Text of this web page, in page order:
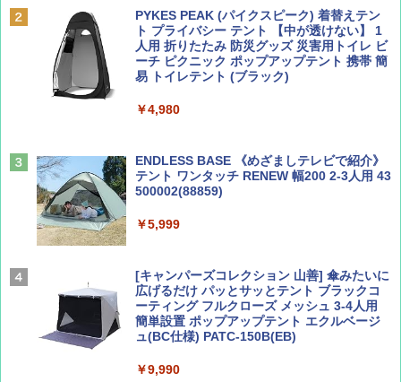
￥713
AIRLINE（エアライン）2026年9月号【特
集】ボーイング110周年を祝して！
￥1,760
￥2,695
球の歩き方A ヨーロッパ
A26 地球の歩き方 チェコ ポーランド スロヴ
ァキア 2026～2027 地球の歩き方A ヨーロッ
PYKES PEAK (パイクスピーク) 着替えテン
ト プライバシー テント 【中が透けない】 1
人用 折りたたみ 防災グッズ 災害用トイレ ビ
ーチ ピクニック ポップアップテント 携帯 簡
易 トイレテント (ブラック)
￥4,980
ENDLESS BASE 《めざましテレビで紹介》
テント ワンタッチ RENEW 幅200 2-3人用 43
500002(88859)
￥5,999
[キャンパーズコレクション 山善] 傘みたいに
広げるだけ パッとサッとテント ブラックコ
ーティング フルクローズ メッシュ 3-4人用
簡単設置 ポップアップテント エクルベージ
ュ(BC仕様) PATC-150B(EB)
￥9,990